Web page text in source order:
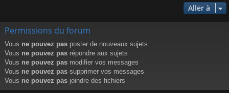
Aller à
Permissions du forum
Vous ne pouvez pas poster de nouveaux sujets
Vous ne pouvez pas répondre aux sujets
Vous ne pouvez pas modifier vos messages
Vous ne pouvez pas supprimer vos messages
Vous ne pouvez pas joindre des fichiers